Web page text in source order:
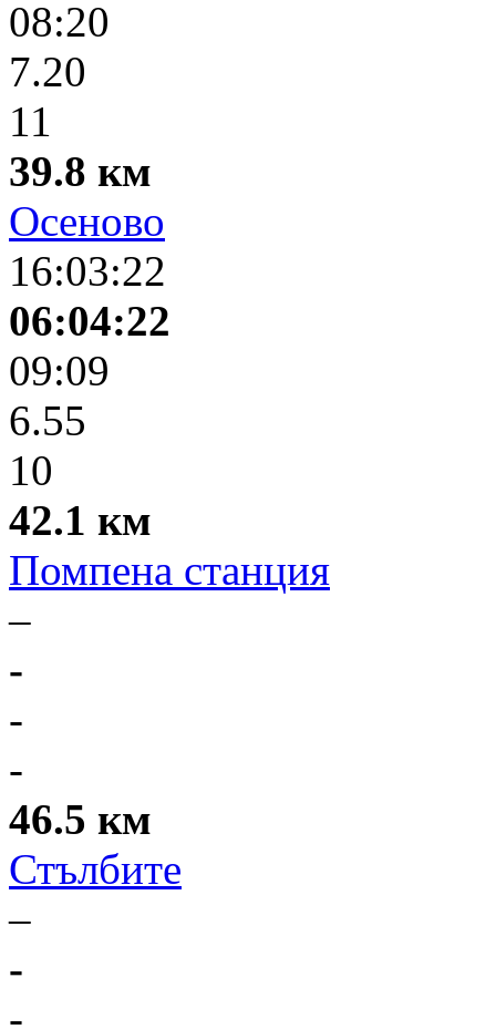
08:20
7.20
11
39.8 км
Осеново
16:03:22
06:04:22
09:09
6.55
10
42.1 км
Помпена станция
–
-
-
-
46.5 км
Стълбите
–
-
-